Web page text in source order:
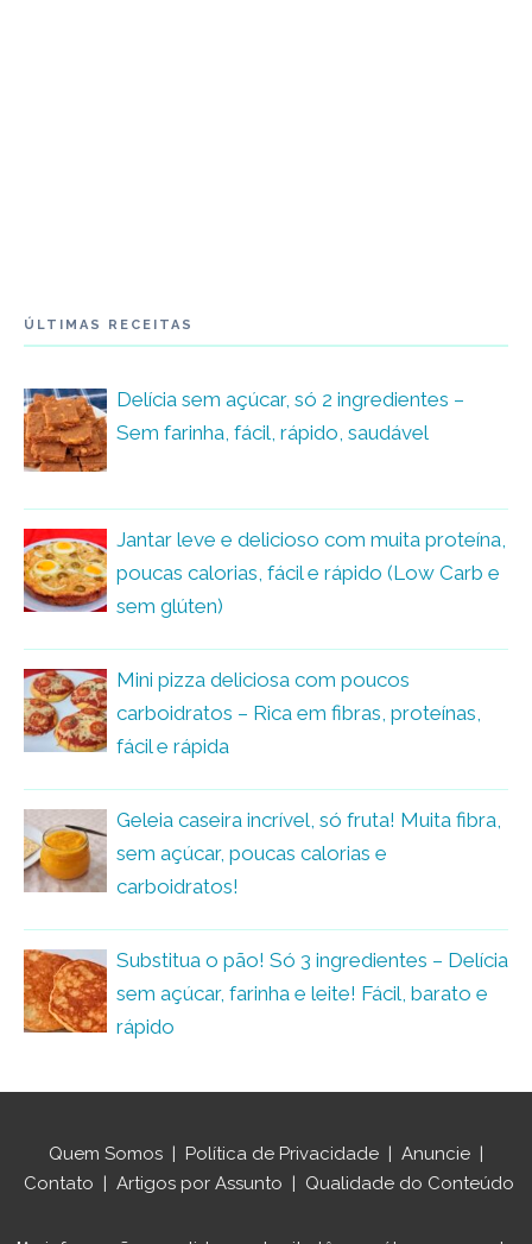
ÚLTIMAS RECEITAS
Delícia sem açúcar, só 2 ingredientes –
Sem farinha, fácil, rápido, saudável
Jantar leve e delicioso com muita proteína,
poucas calorias, fácil e rápido (Low Carb e
sem glúten)
Mini pizza deliciosa com poucos
carboidratos – Rica em fibras, proteínas,
fácil e rápida
Geleia caseira incrível, só fruta! Muita fibra,
sem açúcar, poucas calorias e
carboidratos!
Substitua o pão! Só 3 ingredientes – Delícia
sem açúcar, farinha e leite! Fácil, barato e
rápido
Quem Somos | Política de Privacidade | Anuncie |
Contato | Artigos por Assunto | Qualidade do Conteúdo